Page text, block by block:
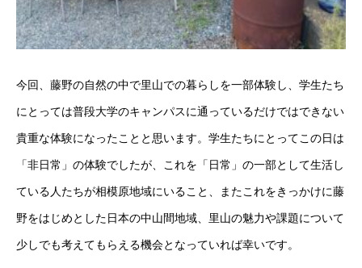
今回、藤野の自然の中で里山での暮らしを一部体験し、学生たち
にとっては普段大学のキャンパスに通っているだけではできない
貴重な体験になったことと思います。学生たちにとってこの日は
「非日常」の体験でしたが、これを「日常」の一部として生活し
ている人たちが相模原地域にいること、またこれをきっかけに藤
野をはじめとした日本の中山間地域、里山の魅力や課題について
少しでも考えてもらえる機会となっていれば幸いです。